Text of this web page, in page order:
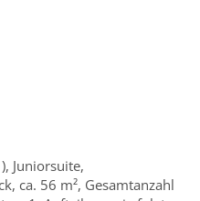
Juniorsuite,
ca. 56 m², Gesamtanzahl